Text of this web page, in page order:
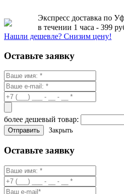
Экспресс доставка по
в течении 1 часа - 399
Нашли дешевле? Снизим цену!
Оставьте заявку
более дешевый товар:
Закрыть
Оставьте заявку